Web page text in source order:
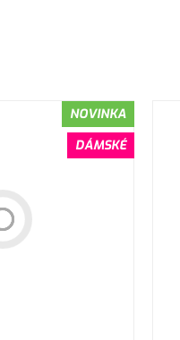
NOVINKA
DÁMSKÉ